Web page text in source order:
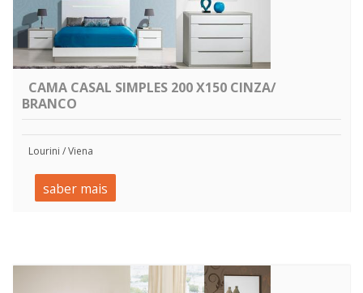
CAMA CASAL SIMPLES 200 X150 CINZA/
BRANCO
Lourini / Viena
saber mais